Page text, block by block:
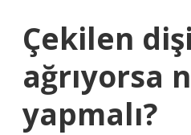
Çekilen
ağrıyorsa
yapmalı?